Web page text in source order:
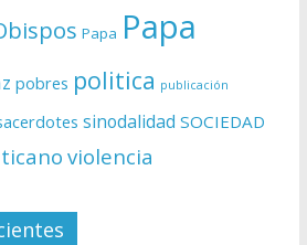
Papa Papa
pobres politica publicación
sinodalidad SOCIEDAD
violencia